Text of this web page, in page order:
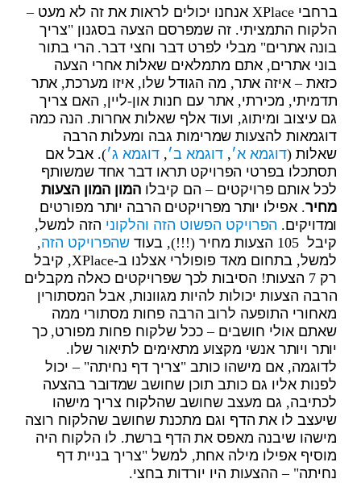
ברחבי XPlace אנחנו יכולים לראות את זה לא מעט –
הלקוח התמציתי. זה שמפרסם הצעה בסגנון "צריך
בונה אתרים" מבלי לפרט דבר וחצי דבר. הרי בתור
בוני אתרים, אתם מתמלאים שאלות אחרי הצעה
כזאת – איזה אתר, מה הגודל שלו, איזו מערכת, אתר
תדמיתי, מכירתי, אתר עם חנות און-ליין, האם צריך
גם עיצוב ומיתוג, ועוד אלף שאלות אחרות. הנה כמה
דוגמאות להצעות שמרימות גבה ומעלות הרבה
שאלות (דוגמא א׳, דוגמא ב׳, דוגמא ג׳). אבל אם
תסתכלו בפרטי הפרויקט תראו דבר אחד שמשותף
לכל אותם פרויקטים – הם קיבלו המון המון הצעות
מחיר. אפילו יותר מפרויקטים הרבה יותר מפורטים
ומדויקים. הפרויקט הפשוט הזה והלקוני הזה למשל,
קיבל 105 הצעות מחיר (!!!), בעוד
שהפרויקט הזה,
למשל, בתחום מאד פופולרי אצלנו ב-XPlace, קיבל
רק 7 הצעות! הסיבות לכך שפרויקטים כאלה מקבלים
הרבה הצעות יכולות להיות מגוונות, אבל המסתורין
מאחורי התופעה לרוב הרבה פחות מסתורי ממה
שאתם אולי חושבים – ככל שלקוח פחות מפורט, כך
יותר ויותר אנשי מקצוע מתאימים לתיאור שלו.
לדוגמה, אם מישהו כותב "צריך דף נחיתה" – יכול
לפנות אליו גם כותב תוכן שחושב שמדובר בהצעה
לכתיבה, גם מעצב שחושב שהלקוח צריך מישהו
שיעצב לו את הדף וגם מתכנת שחושב שהלקוח רוצה
מישהו שיבנה מאפס את הדף ברשת. לו הלקוח היה
מוסיף אפילו מילה אחת, למשל "צריך בניית דף
נחיתה" – ההצעות היו יורדות בחצי.